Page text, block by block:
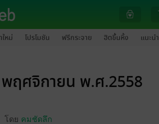
ใหม่ โปรโมชัน ฟรีกระจาย ฮิตขึ้นหิ้ง แนะนำ
ฤศจิกายน พ.ศ.2558
โดย คมชัดลึก